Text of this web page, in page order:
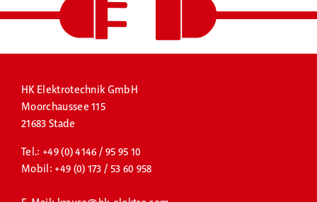
HKElektrotechnik GmbH
Moorchaussee 115
21683 Stade
Tel.: +49 (0) 4146 / 95 95 10
Mobil: +49 (0) 173 / 53 60 958